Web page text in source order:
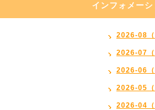
インフォメーシ
2026-08（
2026-07（
2026-06（
2026-05（
2026-04（